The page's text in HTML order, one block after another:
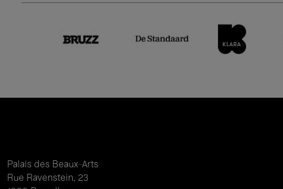
Palais des Beaux-Arts
Rue Ravenstein, 23